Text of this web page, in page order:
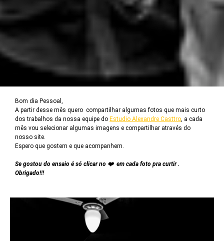
Bom dia Pessoal,
A partir desse mês quero compartilhar algumas fotos que mais curto
dos trabalhos da nossa equipe do Estudio Alexandre Casttro, a cada
mês vou selecionar algumas imagens e compartilhar através do
nosso site.
Espero que gostem e que acompanhem.
Se gostou do ensaio é só clicar no ❤️ em cada foto pra curtir .
Obrigado!!!